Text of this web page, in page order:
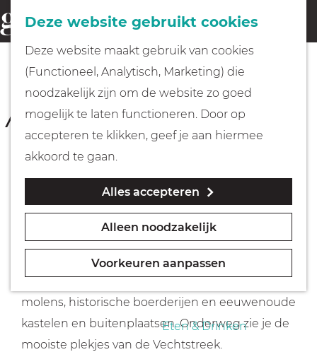
Deze website gebruikt cookies
Deze website maakt gebruik van cookies
(Functioneel, Analytisch, Marketing) die
noodzakelijk zijn om de website zo goed
mogelijk te laten functioneren. Door op
accepteren te klikken, geef je aan hiermee
akkoord te gaan.
Alles accepteren
Alleen noodzakelijk
Voorkeuren aanpassen
G
a
Fietsen
Wandelen
Geocachen
Naar het museum
Eten & Drinken
o
e
k
e
n
Buitenplaatsen &
Plassenroute
OUD-ZUILEN
Download route
De fietsroute Buitenplaatsen en Plassen is een
aaneenschakeling van bijzondere water- en
natuurgebieden, Hollandse landschappen met
molens, historische boerderijen en eeuwenoude
kastelen en buitenplaatsen. Onderweg zie je de
mooiste plekjes van de Vechtstreek.